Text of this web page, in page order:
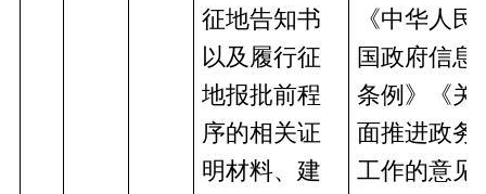
征地告知书
以及履行征
地报批前程
序的相关证
明材料、建
《中华人民
国政府信息
条例》《关
面推进政务
工作的意见